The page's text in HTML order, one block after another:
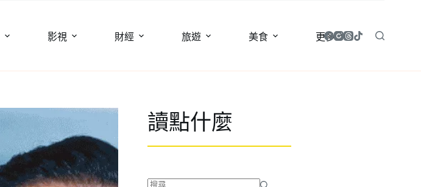
影視 財經 旅遊 美食 更多
讀點什麼